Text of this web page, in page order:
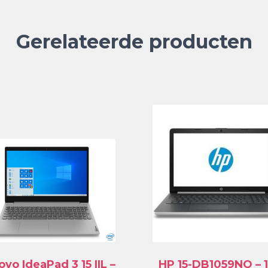
Gerelateerde producten
IdeaPad 3 15 IIL – HP 15-DB1059NQ –